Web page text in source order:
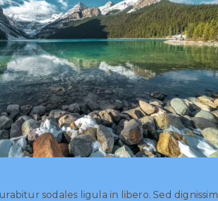
sodales ligula in libero. Sed dignissim